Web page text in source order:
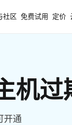
社区 免费试用 定价
机
开通